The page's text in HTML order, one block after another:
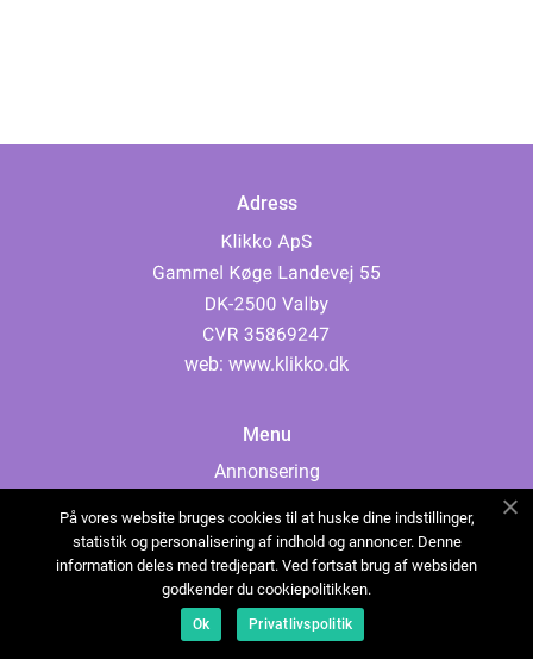
Adress
web: www.klikko.dk
Menu
Annonsering
Cookies
Kontakta oss
Sitemap
På vores website bruges cookies til at huske dine indstillinger,
statistik og personalisering af indhold og annoncer. Denne
information deles med tredjepart. Ved fortsat brug af websiden
godkender du cookiepolitikken.
Ok Privatlivspolitik